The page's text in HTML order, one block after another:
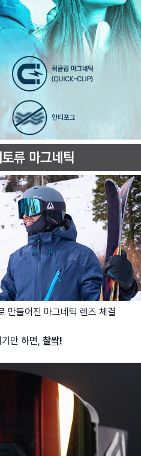
만들어진 마그네틱 렌즈 체결
만 하면, 찰싹!